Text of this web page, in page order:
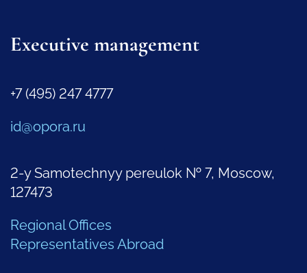
Executive management
+7 (495) 247 4777
id@opora.ru
2-y Samotechnyy pereulok № 7, Moscow,
127473
Regional Offices
Representatives Abroad